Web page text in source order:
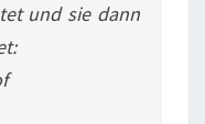
und sie dann